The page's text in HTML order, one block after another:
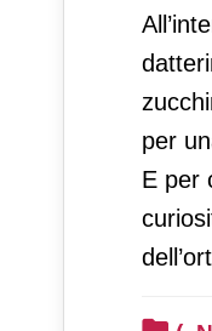
per
E per